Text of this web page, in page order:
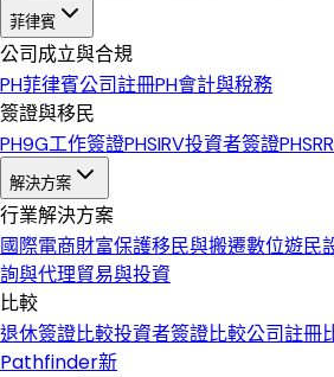
菲律賓
公司成立與合規
PH菲律賓公司註冊PH會計與稅務
簽證與移民
PH9G工作簽證PHSIRV投資者簽證PH
解決方案
行業解決方案
國際電商財富保護移民與搬遷數位遊民
詢與代理貿易與投資
比較
退休簽證比較投資者簽證比較公司註冊
Pathfinder新